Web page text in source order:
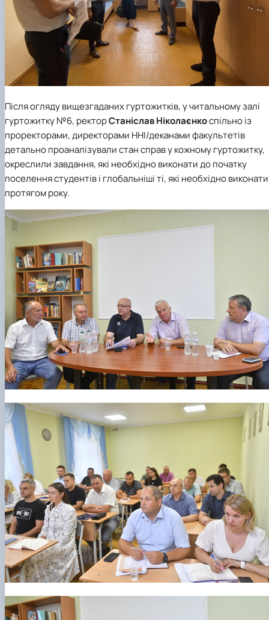
Після огляду вищезгаданих гуртожитків, у читальному залі
гуртожитку №6, ректорСтаніслав Ніколаєнкоспільно із
проректорами, директорами ННІ/деканами факультетів
детально проаналізували стан справ у кожному гуртожитку,
окреслили завдання, які необхідно виконати до початку
поселення студентів і глобальніші ті, які необхідно виконати
протягом року.